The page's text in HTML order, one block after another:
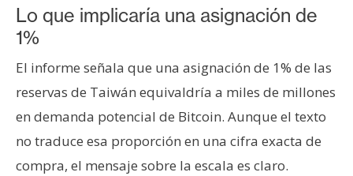
Lo que implicaría una asignación de
1%
El informe señala que una asignación de 1% de las
reservas de Taiwán equivaldría a miles de millones
en demanda potencial de Bitcoin. Aunque el texto
no traduce esa proporción en una cifra exacta de
compra, el mensaje sobre la escala es claro.